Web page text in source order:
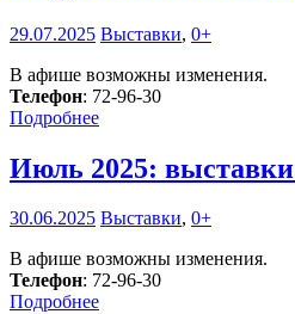
29.07.2025 Выставки, 0+
В афише возможны изменения.
Телефон: 72-96-30
Подробнее
Июль 2025: выставки
30.06.2025 Выставки, 0+
В афише возможны изменения.
Телефон: 72-96-30
Подробнее